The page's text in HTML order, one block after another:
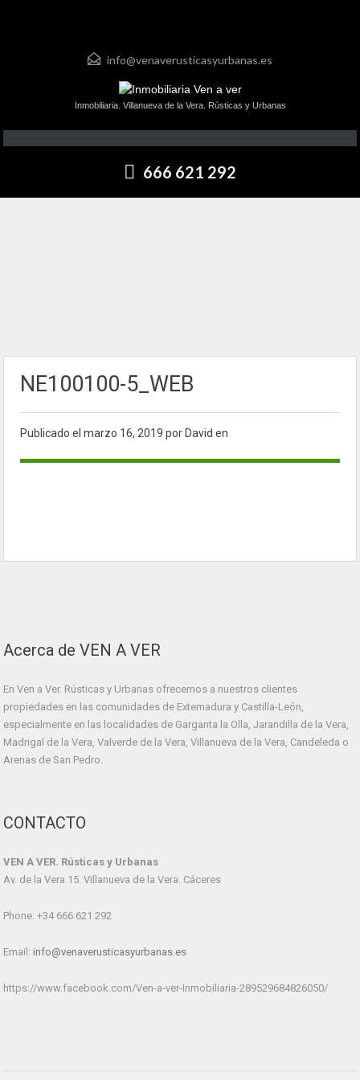
info@venaverusticasyurbanas.es
Inmobiliaria. Villanueva de la Vera. Rústicas y Urbanas
666 621 292
NE100100-5_WEB
Publicado el marzo 16, 2019 por David en
Acerca de VEN A VER
En Ven a Ver. Rústicas y Urbanas ofrecemos a nuestros clientes
propiedades en las comunidades de Extemadura y Castilla-León,
especialmente en las localidades de Garganta la Olla, Jarandilla de la Vera,
Madrigal de la Vera, Valverde de la Vera, Villanueva de la Vera, Candeleda o
Arenas de San Pedro.
CONTACTO
VEN A VER. Rústicas y Urbanas
Av. de la Vera 15. Villanueva de la Vera. Cáceres
Phone: +34 666 621 292
Email: info@venaverusticasyurbanas.es
https://www.facebook.com/Ven-a-ver-Inmobiliaria-289529684826050/